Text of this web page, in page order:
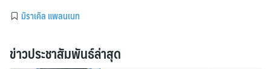
มิราเคิล แพลนเนท
ข่าวประชาสัมพันธ์ล่าสุด